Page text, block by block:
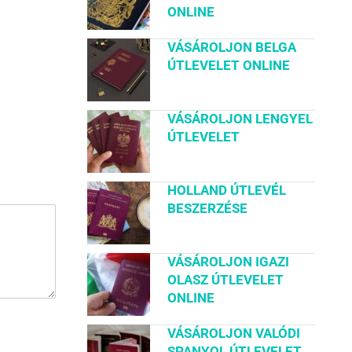
ONLINE
VÁSÁROLJON BELGA
ÚTLEVELET ONLINE
VÁSÁROLJON LENGYEL
ÚTLEVELET
HOLLAND ÚTLEVÉL
BESZERZÉSE
VÁSÁROLJON IGAZI
OLASZ ÚTLEVELET
ONLINE
VÁSÁROLJON VALÓDI